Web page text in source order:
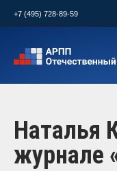
+7 (495) 728-89-59
Наталья
журнале